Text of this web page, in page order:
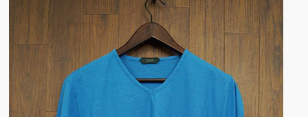
Q&A
特集記事